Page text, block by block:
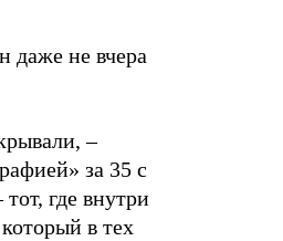
не вчера
–
за 35 с
где внутри
в тех